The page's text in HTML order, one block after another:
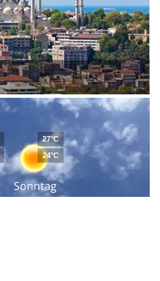
Sonntag
27°C
24°C